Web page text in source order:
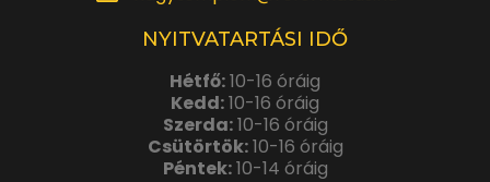
NYITVATARTÁSI IDŐ
Hétfő:10-16 óráig
Kedd:10-16 óráig
Szerda:10-16 óráig
Csütörtök:10-16 óráig
Péntek:10-14 óráig